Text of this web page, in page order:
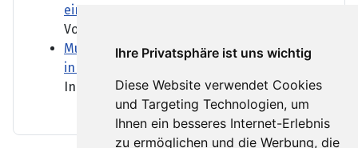
Ihre Privatsphäre ist uns wichtig
Diese Website verwendet Cookies
und Targeting Technologien, um
Ihnen ein besseres Internet-Erlebnis
zu ermöglichen und die Werbung, die
ein
Vor allem in Großstädten...
Mutmaßlich ukrainische Drohne explodiert
in Bulgarien
In Bulgarien ist eine Drohne...